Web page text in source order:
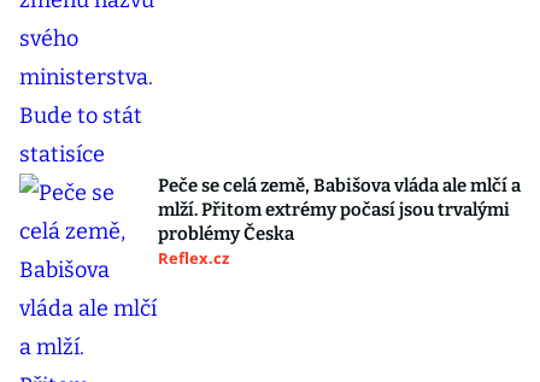
Peče se celá země, Babišova vláda ale mlčí a
mlží. Přitom extrémy počasí jsou trvalými
problémy Česka
Reflex.cz